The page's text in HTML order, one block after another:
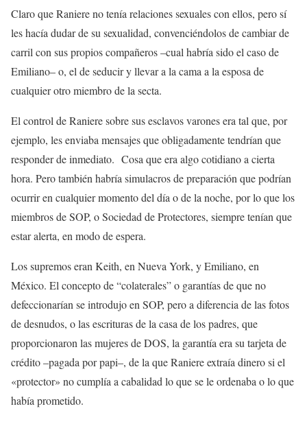
Claro que Raniere no tenía relaciones sexuales con ellos, pero sí
les hacía dudar de su sexualidad, convenciéndolos de cambiar de
carril con sus propios compañeros –cual habría sido el caso de
Emiliano– o, el de seducir y llevar a la cama a la esposa de
cualquier otro miembro de la secta.
El control de Raniere sobre sus esclavos varones era tal que, por
ejemplo, les enviaba mensajes que obligadamente tendrían que
responder de inmediato. Cosa que era algo cotidiano a cierta
hora. Pero también habría simulacros de preparación que podrían
ocurrir en cualquier momento del día o de la noche, por lo que los
miembros de SOP, o Sociedad de Protectores, siempre tenían que
estar alerta, en modo de espera.
Los supremos eran Keith, en Nueva York, y Emiliano, en
México. El concepto de “colaterales” o garantías de que no
defeccionarían se introdujo en SOP, pero a diferencia de las fotos
de desnudos, o las escrituras de la casa de los padres, que
proporcionaron las mujeres de DOS, la garantía era su tarjeta de
crédito –pagada por papi–, de la que Raniere extraía dinero si el
«protector» no cumplía a cabalidad lo que se le ordenaba o lo que
había prometido.